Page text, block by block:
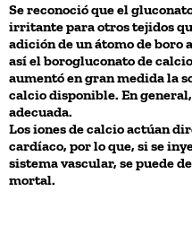
Se reconoció que el
irritante para otros tejidos
adición de un átomo de boro
así el borogluconato de
aumentó en gran medida la
calcio disponible. En
adecuada.
Los iones de calcio actúan
cardíaco, por lo que, si se
sistema vascular, se puede
mortal.